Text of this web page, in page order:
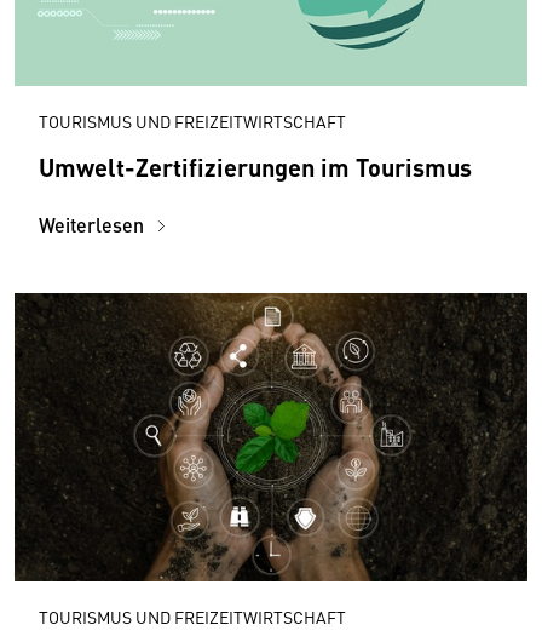
TOURISMUS UND FREIZEITWIRTSCHAFT
Umwelt-Zertifizierungen im Tourismus
Weiterlesen
TOURISMUS UND FREIZEITWIRTSCHAFT